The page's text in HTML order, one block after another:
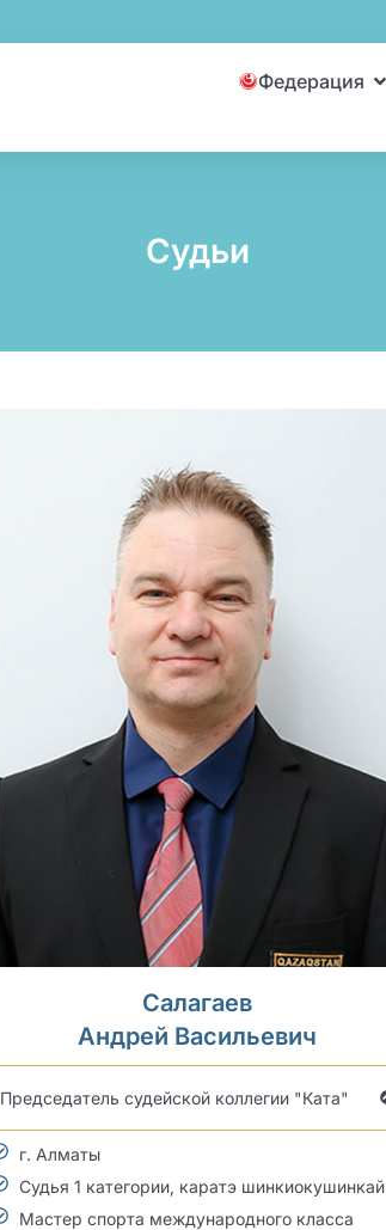
Федерация
Судьи
Салагаев
Андрей Васильевич
Председатель судейской коллегии "Ката"
г. Алматы
Судья 1 категории, каратэ шинкиокушинкай
Мастер спорта международного класса